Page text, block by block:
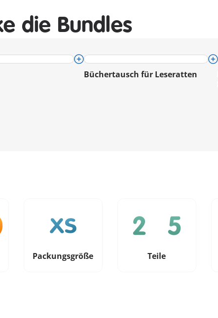
die Bundles
Büchertausch für Leseratten
Packungsgröße Teile